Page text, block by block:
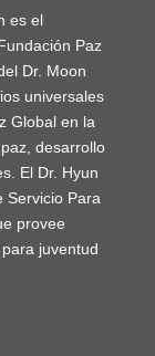
es el
Paz
Dr. Moon
universales
Global en la
desarrollo
El Dr. Hyun
Servicio Para
provee
juventud